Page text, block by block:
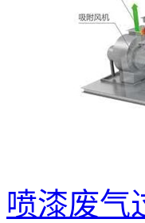
喷漆废气